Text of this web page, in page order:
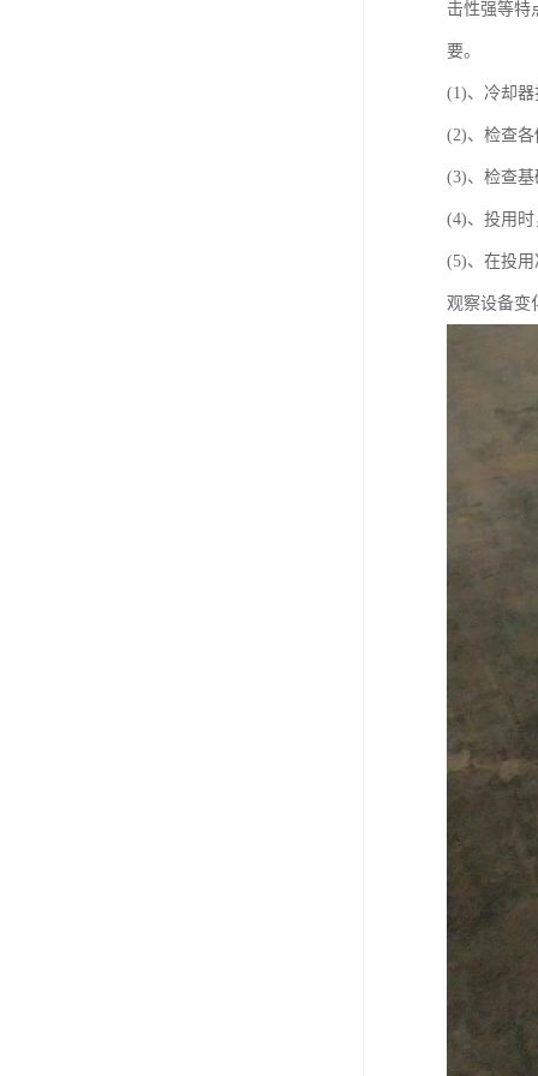
击性强等特
要。
(1)、冷却器
(2)、检查各
(3)、检查基
(4)、投用时
(5)、在投
观察设备变